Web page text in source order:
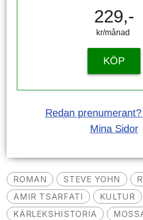
229,-
kr/månad ​​​​​​
KÖP
Redan
Mina Sidor
ROMAN STEVE YOHN
AMIR TSARFATI
KULTUR
KÄRLEKSHISTORIA